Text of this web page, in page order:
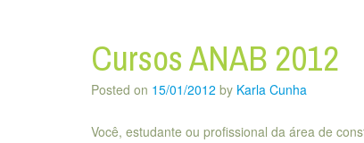
Cursos ANAB 2012
Posted on 15/01/2012 by Karla Cunha
Você, estudante ou profissional da área de